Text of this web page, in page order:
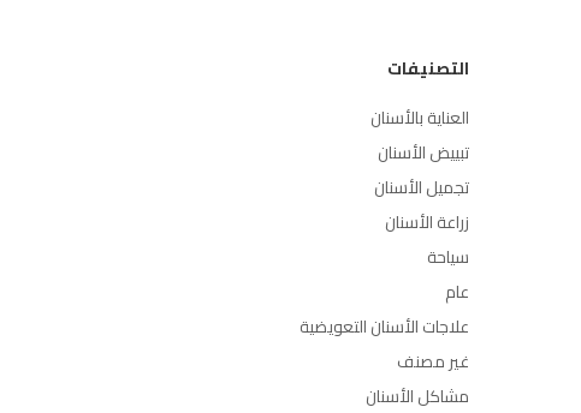
التصنيفات
العناية بالأسنان
تبييض الأسنان
تجميل الأسنان
زراعة الأسنان
سياحة
عام
علاجات الأسنان التعويضية
غير مصنف
مشاكل الأسنان